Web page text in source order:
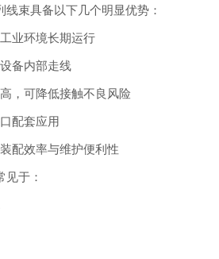
束具备以下几个明显优势：
业环境长期运行
备内部走线
，可降低接触不良风险
配套应用
配效率与维护便利性
于：